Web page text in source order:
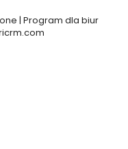
| Program dla biur